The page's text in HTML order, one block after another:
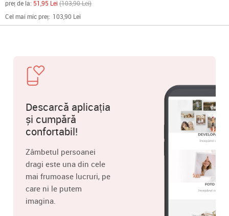
preț de la: 51,95 Lei 103,90 Lei
Cel mai mic preț: 103,90 Lei
Descarcă aplicația
și cumpără
confortabil!
Zâmbetul persoanei
dragi este una din cele
mai frumoase lucruri, pe
care ni le putem
imagina.